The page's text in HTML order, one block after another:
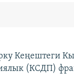
Кеңештеги
(КСДП)